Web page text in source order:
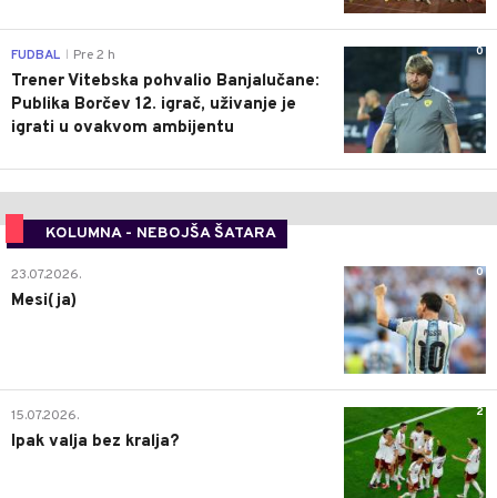
0
FUDBAL Pre 2 h
Trener Vitebska pohvalio Banjalučane:
Publika Borčev 12. igrač, uživanje je
igrati u ovakvom ambijentu
KOLUMNA - NEBOJŠA ŠATARA
0
23.07.2026.
Mesi(ja)
2
15.07.2026.
Ipak valja bez kralja?